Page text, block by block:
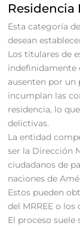
Residencia
Esta categoría
desean
Los titulares de
indefinidamente
ausenten por un
incumplan las
residencia, lo
delictivas.
La entidad
ser la Dirección
ciudadanos de
naciones de
Estos pueden
del MRREE o
El proceso